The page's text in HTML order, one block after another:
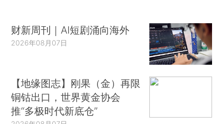
财新周刊｜AI短剧涌向海外
2026年08月07日
【地缘图志】刚果（金）再限
铜钴出口，世界黄金协会
推“多极时代新底仓”